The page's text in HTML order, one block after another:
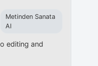
Metinden Sanata
AI
editing and